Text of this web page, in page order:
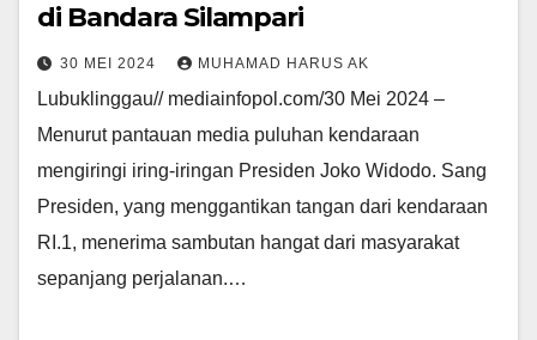
di Bandara Silampari
30 MEI 2024 MUHAMAD HARUS AK
Lubuklinggau// mediainfopol.com/30 Mei 2024 –
Menurut pantauan media puluhan kendaraan
mengiringi iring-iringan Presiden Joko Widodo. Sang
Presiden, yang menggantikan tangan dari kendaraan
RI.1, menerima sambutan hangat dari masyarakat
sepanjang perjalanan.…